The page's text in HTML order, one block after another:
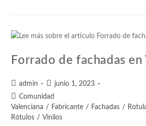
Forrado de fachadas en
admin
junio 1, 2023
Comunidad
Valenciana / Fabricante / Fachadas /
Rótulos / Vinilos